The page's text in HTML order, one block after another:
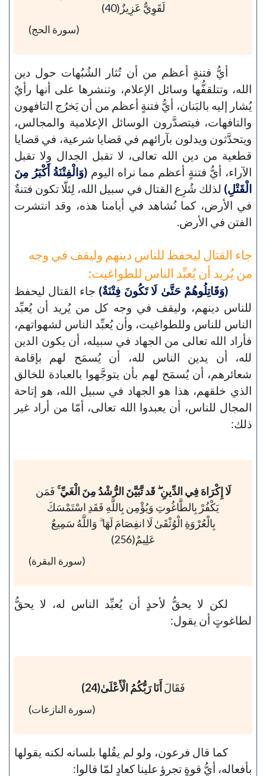
لَقَوِيٌّ عَزِيزٌ(40)
(سورة الحج)
أيُّ فتنةٍ أعظم من أن تُثار الشُبُهات حول دين
الله، وتتلقفُّها وسائل الإعلام، وتنشرها على أنها رأيٌ
يُشار إليه بالبَنان، أيُّ فتنةٍ أعظم من أن يَخرُج التافهون
والتافهات، فيتصدَّرون الوسائل الإعلامية والمجالس،
ويتحدَّثون ويدلون بآرائهم في قضايا شرعية، في قضايا
قطعية من دين الله تعالى، لا تقبل الجدال ولا تقبل
الآراء، أيُّ فتنةٍ أعظم مما نراه اليوم (وَالْفِتْنَةُ أَكْبَرُ مِنَ
الْقَتْلِ) لذلك شُرِع القتال في سبيل الله، لِئلّا تكون فتنةٌ
في الأرض، كما نُشاهد في أيامنا هذه، وقد انتشرت
الفتن في الأرض.
جاء القتال ليحفظ للناس دينهم وليقف في وجه
من يُريد أن يُعبِّد الناس للطواغيت:
(وَقَاتِلُوهُمْ حَتَّىٰ لَا تَكُونَ فِتْنَةٌ) جاء القتال ليحفظ
للناس دينهم، وليقف في وجه كل من يُريد أن يُعبِّد
الناس للناس وللطواغيت، وأن يُعبِّد الناس لشهواتهم،
فأراد الله تعالى من الجهاد في سبيله، أن يكون الدين
لله، أن يدين الناس لله، أن يُسمَح لهم بإقامة
شعائرهم، أن يُسمَح لهم بأن يتوجَّهوا بالعبادة للخالق
الذي خلقهم، هذا هو الجهاد في سبيل الله، هو إتاحة
المجال للناس، أن يعبدوا الله تعالى، أمّا من أراد غير
ذلك:
لَا إِكْرَاهَ فِي الدِّينِ ۖ قَد تَّبَيَّنَ الرُّشْدُ مِنَ الْغَيِّ ۚ فَمَن
يَكْفُرْ بِالطَّاغُوتِ وَيُؤْمِن بِاللَّهِ فَقَدِ اسْتَمْسَكَ
بِالْعُرْوَةِ الْوُثْقَىٰ لَا انفِصَامَ لَهَا ۗ وَاللَّهُ سَمِيعٌ
عَلِيمٌ(256)
(سورة البقرة)
لكن لا يحقُّ لأحدٍ أن يُعبِّد الناس له، لا يحقُّ
لطاغوتٍ أن يقول:
فَقَالَأَنَا رَبُّكُمُ الْأَعْلَىٰ(24)
(سورة النازعات)
كما قال فرعون، ولو لم يقُلها بلسانه لكنه يقولها
بأفعاله، أيُّ قوةٍ تجرؤ علينا كعادٍ لمّا قالوا: